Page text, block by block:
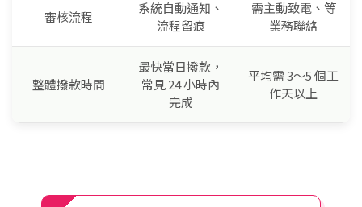
審核流程
系統自動通知、
流程留痕
需主動致電、等
業務聯絡
整體撥款時間
最快當日撥款，
常見 24 小時內
完成
平均需 3～5 個工
作天以上